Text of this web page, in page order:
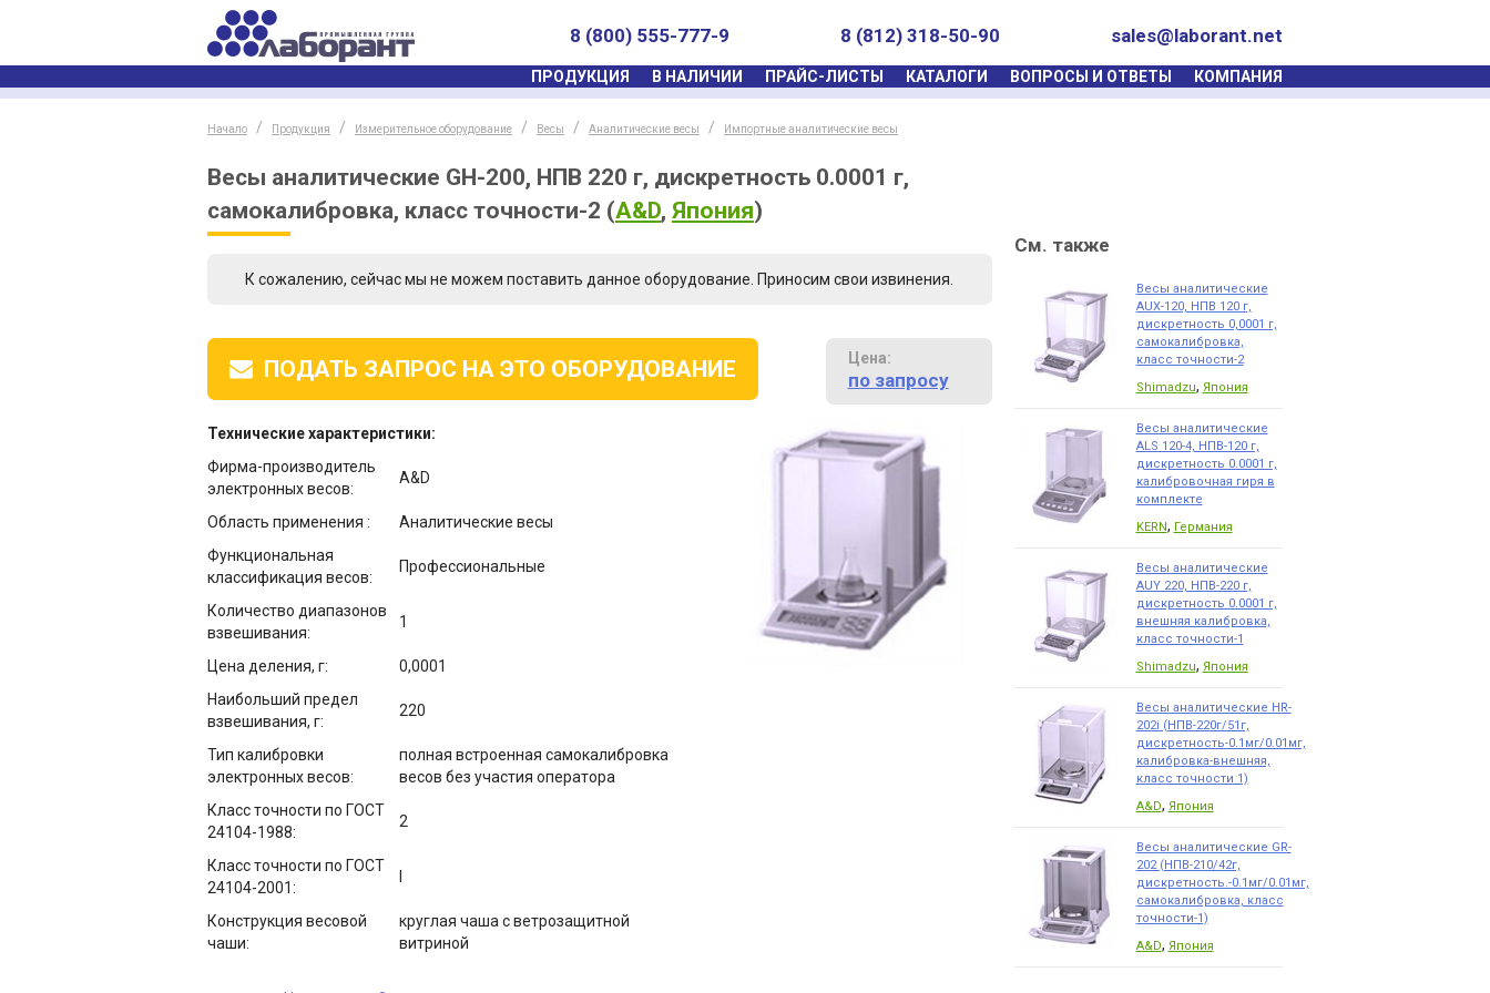
sales@laborant.net
8 (812) 318-50-90
8 (800) 555-777-9
ПРОДУКЦИЯ В НАЛИЧИИ ПРАЙС-ЛИСТЫ КАТАЛОГИ ВОПРОСЫ И ОТВЕТЫ КОМПАНИЯ
Начало Продукция Измерительное оборудование Весы Аналитические весы Импортные аналитические весы
Весы аналитические GH-200, НПВ 220 г, дискретность 0.0001 г,
самокалибровка, класс точности-2 (A&D, Япония)
К сожалению, сейчас мы не можем поставить данное оборудование. Приносим свои извинения.
ПОДАТЬ ЗАПРОС НА ЭТО ОБОРУДОВАНИЕ Цена:
по запросу
Технические характеристики:
Фирма-производитель
электронных весов:
A&D
Область применения :
Аналитические весы
Функциональная
классификация весов:
Профессиональные
Количество диапазонов
взвешивания:
1
Цена деления, г:
0,0001
Наибольший предел
взвешивания, г:
220
Тип калибровки
электронных весов:
полная встроенная самокалибровка
весов без участия оператора
Класс точности по ГОСТ
24104-1988:
2
Класс точности по ГОСТ
24104-2001:
Конструкция весовой
чаши:
круглая чаша с ветрозащитной
витриной
См. также
Весы аналитические
AUX-120, НПВ 120 г,
дискретность 0,0001 г,
самокалибровка,
класс точности-2
Shimadzu, Япония
Весы аналитические
ALS 120-4, НПВ-120 г,
дискретность 0.0001 г,
калибровочная гиря в
комплекте
KERN, Германия
Весы аналитические
AUY 220, НПВ-220 г,
дискретность 0.0001 г,
внешняя калибровка,
класс точности-1
Shimadzu, Япония
Весы аналитические HR-
202i (НПВ-220г/51г,
дискретность-0.1мг/0.01мг,
калибровка-внешняя,
класс точности 1)
A&D, Япония
Весы аналитические GR-
202 (НПВ-210/42г,
дискретность.-0.1мг/0.01мг,
самокалибровка, класс
точности-1)
A&D, Япония